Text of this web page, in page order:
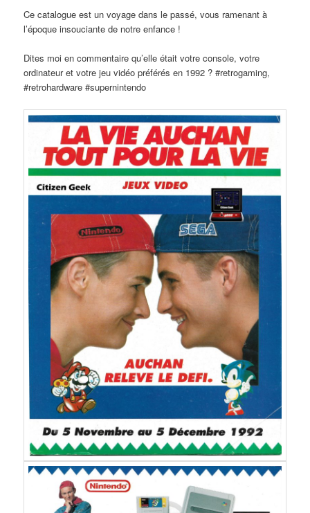
Ce catalogue est un voyage dans le passé, vous ramenant à
l’époque insouciante de notre enfance !
Dites moi en commentaire qu’elle était votre console, votre
ordinateur et votre jeu vidéo préférés en 1992 ? #retrogaming,
#retrohardware #supernintendo